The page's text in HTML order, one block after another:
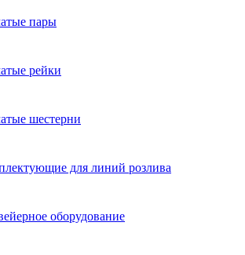
пары
рейки
шестерни
для линий розлива
оборудование